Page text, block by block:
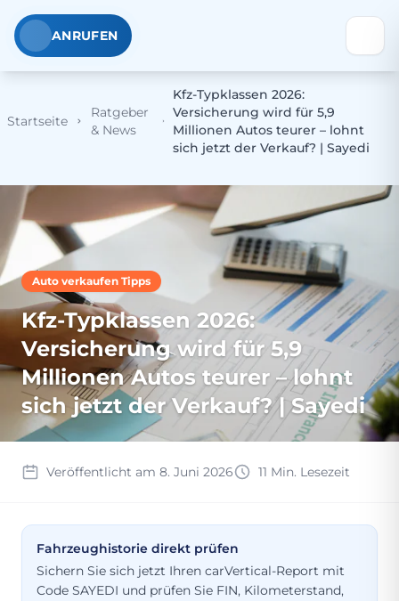
ANRUFEN
Startseite
Ratgeber
& News
Kfz-Typklassen 2026:
Versicherung wird für 5,9
Millionen Autos teurer – lohnt
sich jetzt der Verkauf? | Sayedi
Auto verkaufen Tipps
Kfz-Typklassen 2026:
Versicherung wird für 5,9
Millionen Autos teurer – lohnt
sich jetzt der Verkauf? | Sayedi
Veröffentlicht am 8. Juni 2026 11 Min. Lesezeit
Fahrzeughistorie direkt prüfen
Sichern Sie sich jetzt Ihren carVertical-Report mit
Code SAYEDI und prüfen Sie FIN, Kilometerstand,